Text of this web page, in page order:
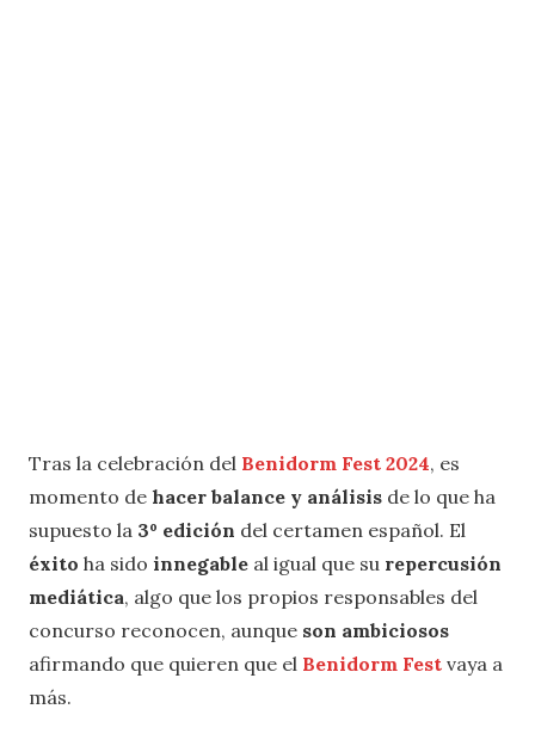
Tras la celebración del Benidorm Fest 2024, es
momento de hacer balance y análisis de lo que ha
supuesto la 3º edición del certamen español. El
éxito ha sido innegable al igual que su repercusión
mediática, algo que los propios responsables del
concurso reconocen, aunque son ambiciosos
afirmando que quieren que el Benidorm Fest vaya a
más.